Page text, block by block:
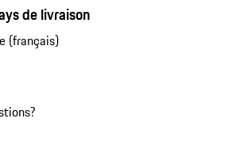
de livraison
(français)